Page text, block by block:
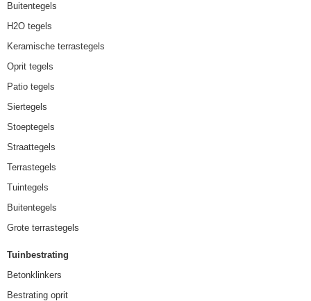
Buitentegels
H2O tegels
Keramische terrastegels
Oprit tegels
Patio tegels
Siertegels
Stoeptegels
Straattegels
Terrastegels
Tuintegels
Buitentegels
Grote terrastegels
Tuinbestrating
Betonklinkers
Bestrating oprit